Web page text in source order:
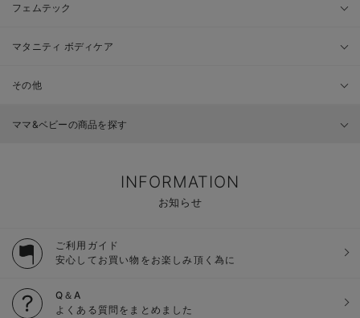
フェムテック
マタニティ ボディケア
その他
ママ&ベビーの商品を探す
INFORMATION
お知らせ
ご利用ガイド
安心してお買い物をお楽しみ頂く為に
Q＆A
よくある質問をまとめました